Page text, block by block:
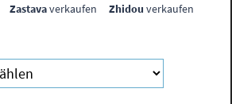
Zastavaverkaufen Zhidou verkaufen